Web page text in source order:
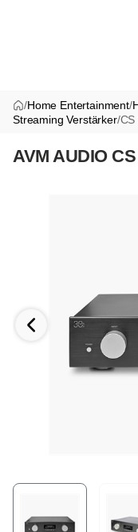
/Home Entertainment/
Streaming Verstärker/CS
AVM AUDIO